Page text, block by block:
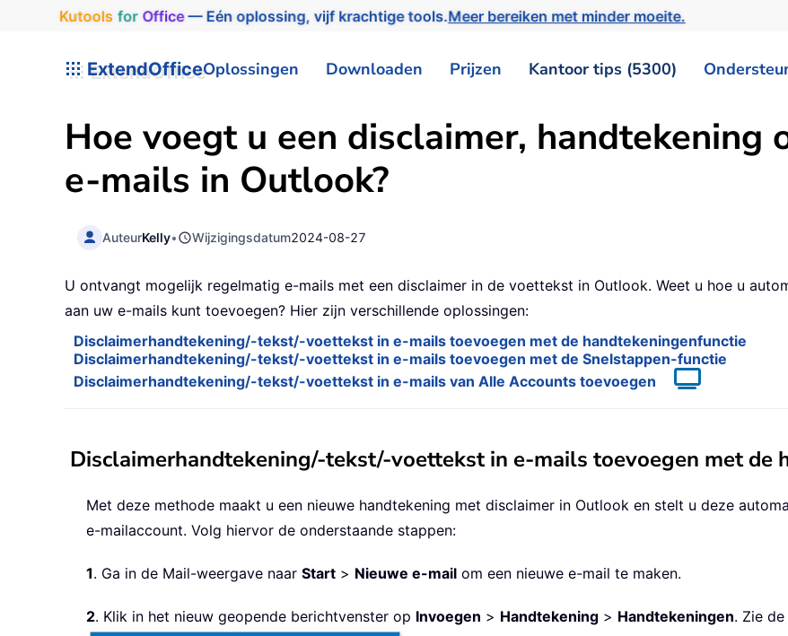
Kutools for Office— Eén oplossing, vijf krachtige tools.Meer bereiken met minder moeite.
ExtendOfficeOplossingen Downloaden Prijzen Kantoor tips (5300)
Hoe voegt u een disclaimer, handtekening
e-mails in Outlook?
AuteurKelly• Wijzigingsdatum2024-08-27
U ontvangt mogelijk regelmatig e-mails met een disclaimer in de voettekst in Outlook. Weet u hoe u
aan uw e-mails kunt toevoegen? Hier zijn verschillende oplossingen:
Disclaimerhandtekening/-tekst/-voettekst in e-mails toevoegen met de handtekeningenfunctie
Disclaimerhandtekening/-tekst/-voettekst in e-mails toevoegen met de Snelstappen-functie
Disclaimerhandtekening/-tekst/-voettekst in e-mails van Alle Accounts toevoegen
Disclaimerhandtekening/-tekst/-voettekst in e-mails toevoegen met de
Met deze methode maakt u een nieuwe handtekening met disclaimer in Outlook en stelt u deze
e-mailaccount. Volg hiervor de onderstaande stappen:
1. Ga in de Mail-weergave naar Start > Nieuwe e-mail om een nieuwe e-mail te maken.
2. Klik in het nieuw geopende berichtvenster op Invoegen > Handtekening > Handtekeningen. Zie